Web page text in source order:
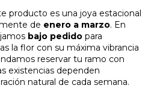
producto es una joya estacional
de enero a marzo. En
bajo pedido para
la flor con su máxima vibrancia
reservar tu ramo con
existencias dependen
natural de cada semana.